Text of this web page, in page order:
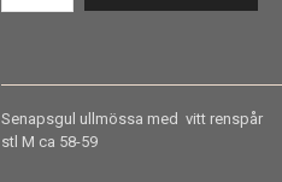
Senapsgul ullmössa med vitt renspår
stl M ca 58-59